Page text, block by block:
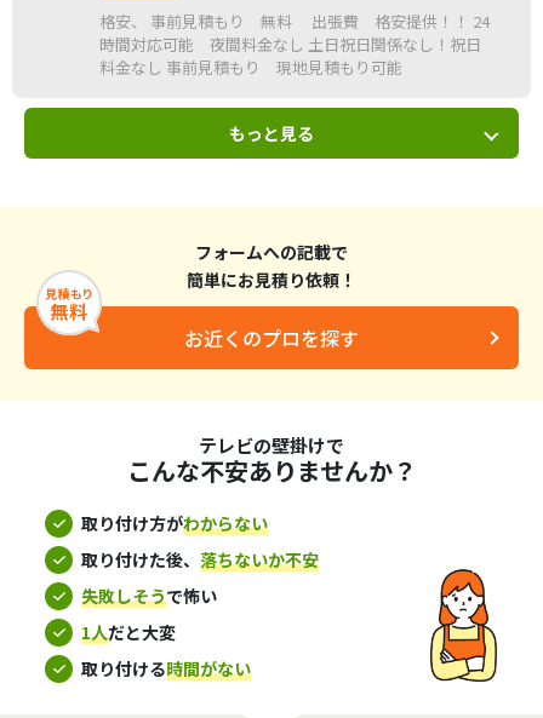
格安、 事前見積もり 無料 出張費 格安提供！！ 24
時間対応可能 夜間料金なし 土日祝日関係なし！祝日
料金なし 事前見積もり 現地見積もり可能
もっと見る
フォームへの記載で
簡単にお見積り依頼！
お近くのプロを探す
テレビの壁掛けで
こんな不安ありませんか？
取り付け方がわからない
取り付けた後、 落ちないか不安
失敗しそうで怖い
1人だと大変
取り付ける時間がない